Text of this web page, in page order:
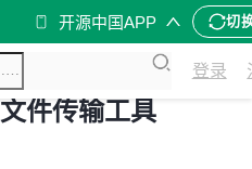
开源中国APP 切
登录
件传输工具